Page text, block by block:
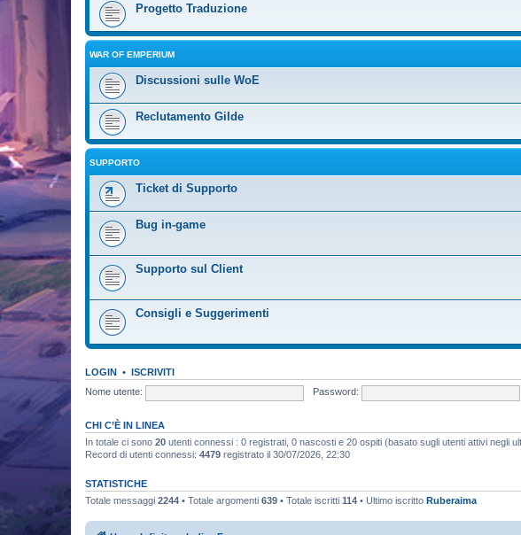
Progetto Traduzione
WAR OF EMPERIUM
Discussioni sulle WoE
Reclutamento Gilde
SUPPORTO
Ticket di Supporto
Bug in-game
Supporto sul Client
Consigli e Suggerimenti
LOGIN • ISCRIVITI
Nome utente:
Password:
CHI C’È IN LINEA
In totale ci sono 20 utenti connessi : 0 registrati, 0 nascosti e 20 ospiti (basato sugli utenti attivi negli
Record di utenti connessi: 4479 registrato il 30/07/2026, 22:30
STATISTICHE
Totale messaggi 2244 • Totale argomenti 639 • Totale iscritti 114 • Ultimo iscritto Ruberaima